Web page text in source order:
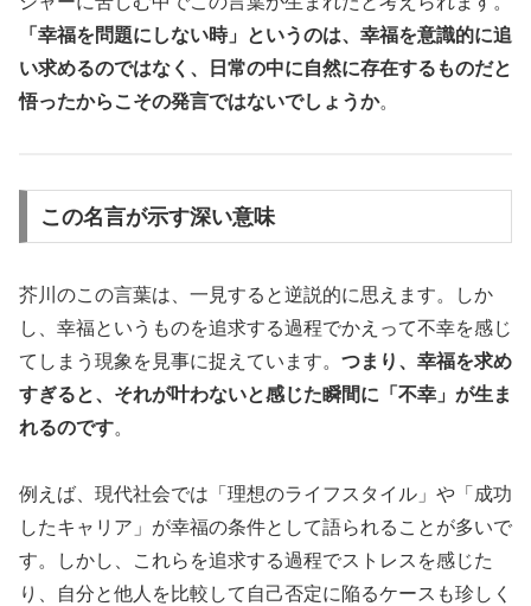
「幸福を問題にしない時」というのは、幸福を意識的に追
い求めるのではなく、日常の中に自然に存在するものだと
悟ったからこその発言ではないでしょうか。
この名言が示す深い意味
芥川のこの言葉は、一見すると逆説的に思えます。しか
し、幸福というものを追求する過程でかえって不幸を感じ
てしまう現象を見事に捉えています。 つまり、幸福を求め
すぎると、それが叶わないと感じた瞬間に「不幸」が生ま
れるのです。
例えば、現代社会では「理想のライフスタイル」や「成功
したキャリア」が幸福の条件として語られることが多いで
す。しかし、これらを追求する過程でストレスを感じた
り、自分と他人を比較して自己否定に陥るケースも珍しく